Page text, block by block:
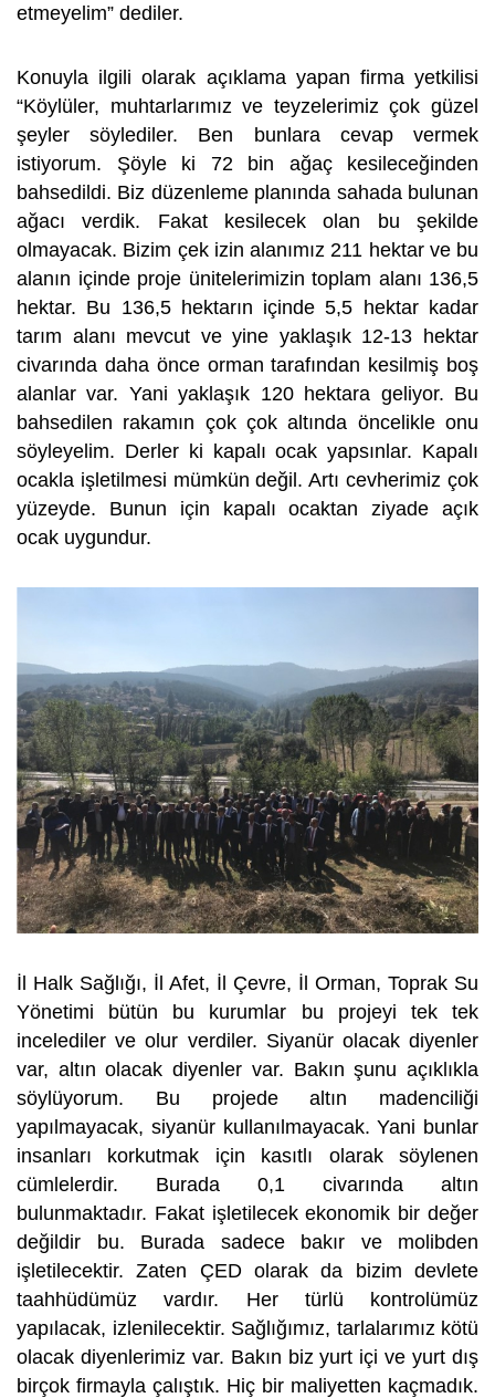
etmeyelim” dediler.
Konuyla ilgili olarak açıklama yapan firma yetkilisi
“Köylüler, muhtarlarımız ve teyzelerimiz çok güzel
şeyler söylediler. Ben bunlara cevap vermek
istiyorum. Şöyle ki 72 bin ağaç kesileceğinden
bahsedildi. Biz düzenleme planında sahada bulunan
ağacı verdik. Fakat kesilecek olan bu şekilde
olmayacak. Bizim çek izin alanımız 211 hektar ve bu
alanın içinde proje ünitelerimizin toplam alanı 136,5
hektar. Bu 136,5 hektarın içinde 5,5 hektar kadar
tarım alanı mevcut ve yine yaklaşık 12-13 hektar
civarında daha önce orman tarafından kesilmiş boş
alanlar var. Yani yaklaşık 120 hektara geliyor. Bu
bahsedilen rakamın çok çok altında öncelikle onu
söyleyelim. Derler ki kapalı ocak yapsınlar. Kapalı
ocakla işletilmesi mümkün değil. Artı cevherimiz çok
yüzeyde. Bunun için kapalı ocaktan ziyade açık
ocak uygundur.
İl Halk Sağlığı, İl Afet, İl Çevre, İl Orman, Toprak Su
Yönetimi bütün bu kurumlar bu projeyi tek tek
incelediler ve olur verdiler. Siyanür olacak diyenler
var, altın olacak diyenler var. Bakın şunu açıklıkla
söylüyorum. Bu projede altın madenciliği
yapılmayacak, siyanür kullanılmayacak. Yani bunlar
insanları korkutmak için kasıtlı olarak söylenen
cümlelerdir. Burada 0,1 civarında altın
bulunmaktadır. Fakat işletilecek ekonomik bir değer
değildir bu. Burada sadece bakır ve molibden
işletilecektir. Zaten ÇED olarak da bizim devlete
taahhüdümüz vardır. Her türlü kontrolümüz
yapılacak, izlenilecektir. Sağlığımız, tarlalarımız kötü
olacak diyenlerimiz var. Bakın biz yurt içi ve yurt dış
birçok firmayla çalıştık. Hiç bir maliyetten kaçmadık.